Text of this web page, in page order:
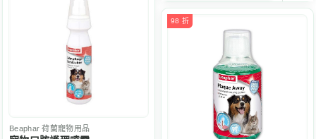
Beaphar 荷蘭寵物用品
98 折